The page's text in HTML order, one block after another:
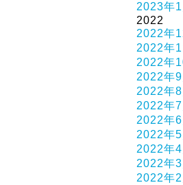
2023年1
2022
2022年
2022年
2022年
2022年9
2022年8
2022年7
2022年6
2022年5
2022年4
2022年3
2022年2